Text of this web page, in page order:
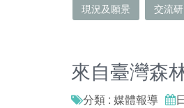
現況及願景 交流
來自臺灣森
分類 : 媒體報導